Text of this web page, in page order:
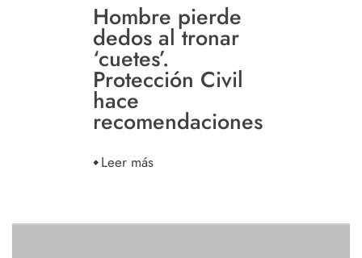
Hombre pierde
dedos al tronar
‘cuetes’.
Protección Civil
hace
recomendaciones
Leer más